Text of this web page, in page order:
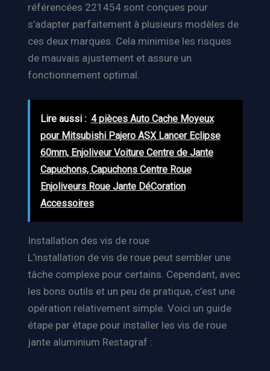
référencées 221454 sont conçues pour
s’adapter parfaitement à plusieurs modèles de
ces deux marques. Cela minimise les risques
de mauvais ajustement et assure un
fonctionnement optimal.
Lire aussi : 4 pièces Auto Cache Moyeux
pour Mitsubishi Pajero ASX Lancer Eclipse
60mm, Enjoliveur Voiture Centre de Jante
Capuchons, Capuchons Centre Roue
Enjoliveurs Roue Jante DéCoration
Accessoires
Installation des vis de roue
L’installation de vis de roue peut sembler une
tâche complexe pour certains. Cependant, avec
les bons outils et un peu de pratique, c’est une
opération relativement simple. Voici un guide
étape par étape pour installer les vis de roue
jante aluminium Restagraf :